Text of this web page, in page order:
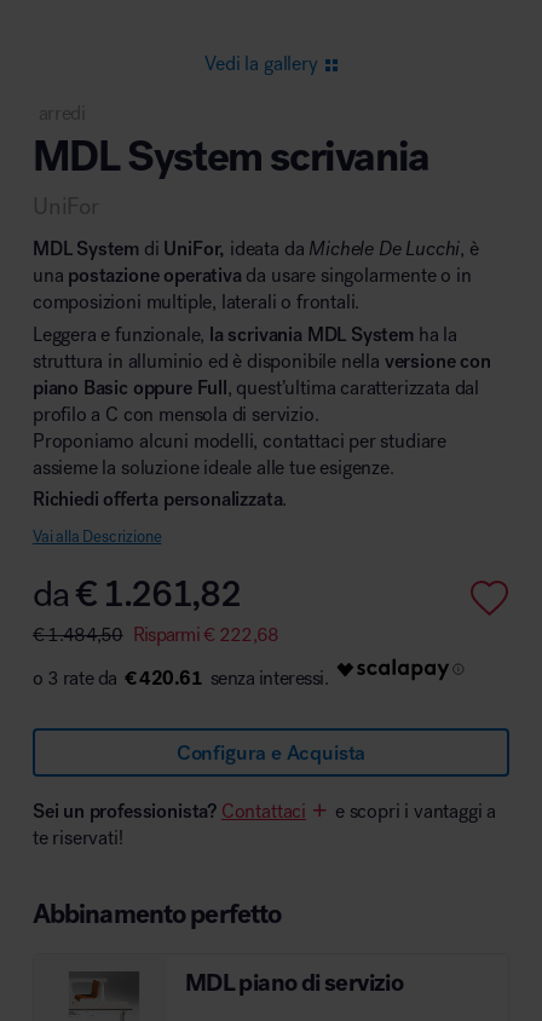
Area lounge e attesa
Area outdoor
Area hospitality
MillerKnoll
Vedi la gallery
arredi
MDL System scrivania
UniFor
MDL System di UniFor, ideata da Michele De Lucchi, è
una postazione operativa da usare singolarmente o in
composizioni multiple, laterali o frontali.
Leggera e funzionale, la scrivania MDL System ha la
struttura in alluminio ed è disponibile nella versione con
piano Basic oppure Full, quest’ultima caratterizzata dal
profilo a C con mensola di servizio.
Proponiamo alcuni modelli, contattaci per studiare
assieme la soluzione ideale alle tue esigenze.
Richiedi offerta personalizzata.
Vai alla Descrizione
da€1.261,82
€1.484,50 Risparmi€ 222,68
€ 420.61
Configura e Acquista
Sei un professionista? Contattaci
e scopri i vantaggi a
te riservati!
Abbinamento perfetto
MDL piano di servizio